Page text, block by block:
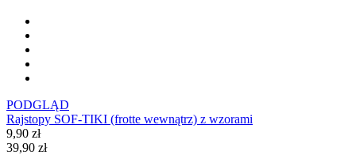
PODGLĄD
Rajstopy SOF-TIKI (frotte wewnątrz) z wzorami
9,90 zł
39,90 zł